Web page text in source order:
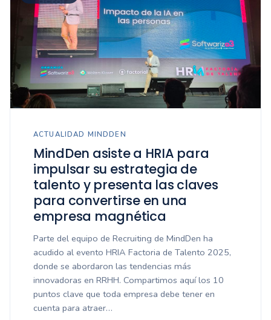
ACTUALIDAD MINDDEN
MindDen asiste a HRIA para
impulsar su estrategia de
talento y presenta las claves
para convertirse en una
empresa magnética
Parte del equipo de Recruiting de MindDen ha
acudido al evento HRIA Factoria de Talento 2025,
donde se abordaron las tendencias más
innovadoras en RRHH. Compartimos aquí los 10
puntos clave que toda empresa debe tener en
cuenta para atraer…